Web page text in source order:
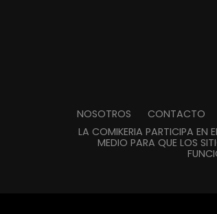
NOSOTROS CONTACTO
LA COMIKERIA PARTICIPA EN
MEDIO PARA QUE LOS